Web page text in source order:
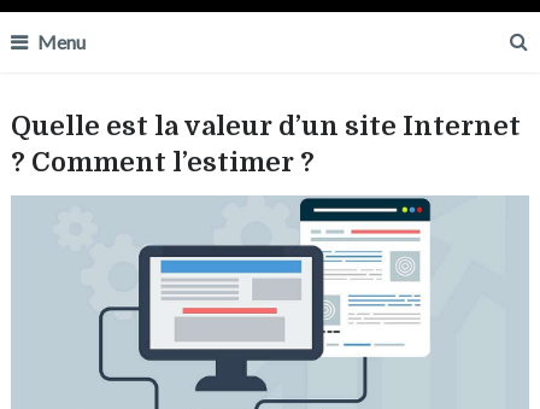
Menu
Quelle est la valeur d’un site Internet
? Comment l’estimer ?